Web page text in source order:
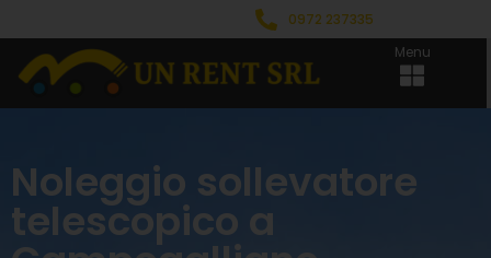
0972 237335
Menu
Noleggio sollevatore
telescopico a